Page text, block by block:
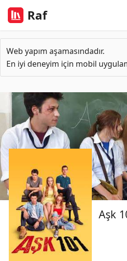
Raf
Web yapım aşamasındadır.
En iyi deneyim için mobil
Aşk